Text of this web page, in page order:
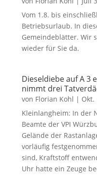
Vom 1.8. bis
Betriebsurlaub. In
Gemeindeblätter. Wir
wieder für Sie da.
Dieseldiebe auf A 3
nimmt drei
von Florian Kohl | Okt.
Kleinlangheim: In der
Beamte der VPI
Gelände der
vorläufig
sind, Kraftstoff
Uhr hatte ein Zeuge